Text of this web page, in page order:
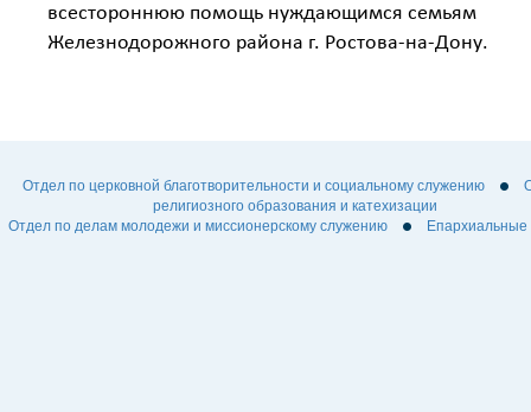
всестороннюю помощь нуждающимся семьям
Железнодорожного района г. Ростова-на-Дону.
Отдел по церковной благотворительности и социальному служению
религиозного образования и катехизации
Отдел по делам молодежи и миссионерскому служению
Епархиальные